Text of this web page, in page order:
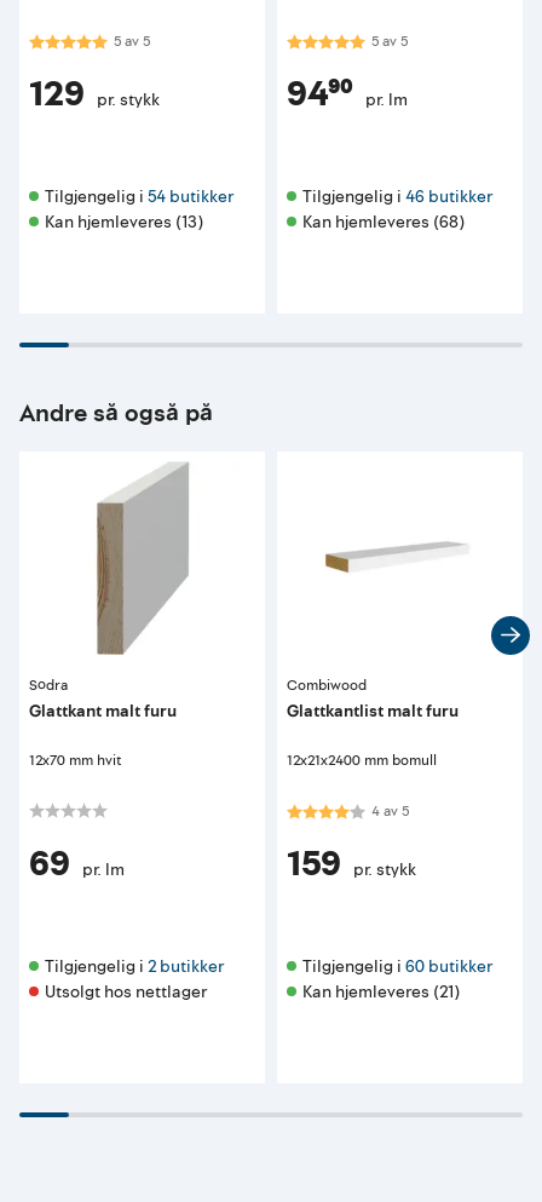
Karakter:5.0 av 5 mulige
5av5
129 pr. stykk
Tilgjengelig i 54 butikker
Kan hjemleveres (13)
Karakter:5.0 av 5 mulige
5av5
94⁹⁰ pr. lm
Tilgjengelig i 46 butikker
Kan hjemleveres (68)
Andre så også på
Södra
Glattkant malt furu
12x70 mm hvit
69 pr. lm
Tilgjengelig i 2 butikker
Utsolgt hos nettlager
Combiwood
Glattkantlist malt furu
12x21x2400 mm bomull
Karakter:4.0 av 5 mulige
4av5
159 pr. stykk
Tilgjengelig i 60 butikker
Kan hjemleveres (21)